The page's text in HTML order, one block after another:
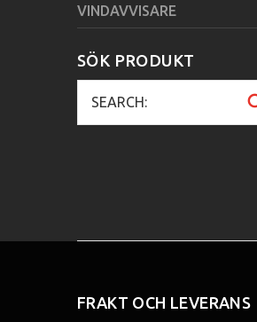
VINDAVVISARE
SÖK PRODUKT
FRAKT OCH LEVERANS